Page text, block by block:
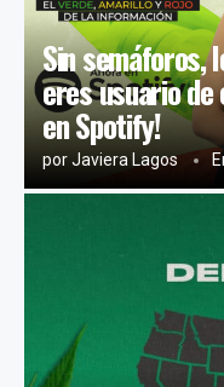
Sin semáforos,
eres usuario de
en Spotify!
porJaviera Lagos